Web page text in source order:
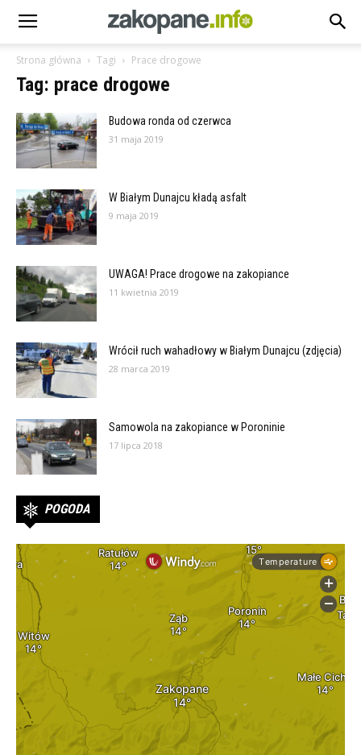
Strona główna Tagi Prace drogowe
Tag: prace drogowe
Budowa ronda od czerwca
31 maja 2019
W Białym Dunajcu kładą asfalt
9 maja 2019
UWAGA! Prace drogowe na zakopiance
11 kwietnia 2019
Wrócił ruch wahadłowy w Białym Dunajcu (zdjęcia)
28 marca 2019
Samowola na zakopiance w Poroninie
17 lipca 2018
POGODA